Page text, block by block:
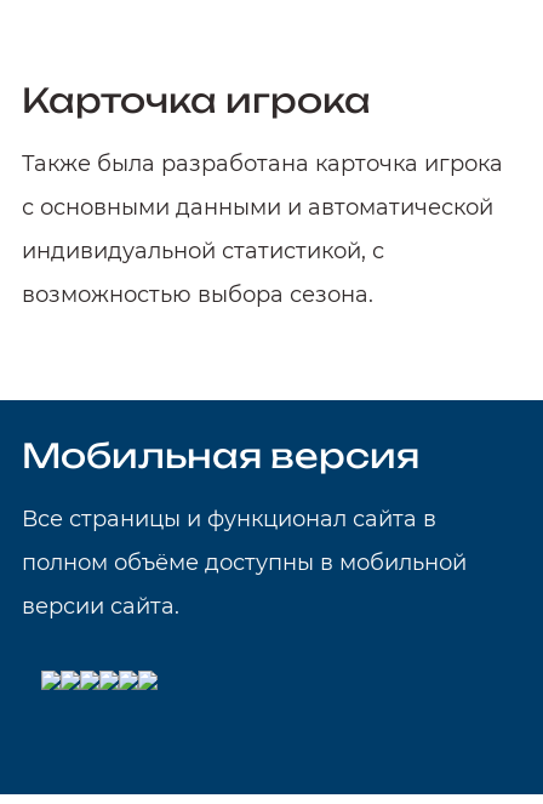
Карточка игрока
Также была разработана карточка игрока
с основными данными и автоматической
индивидуальной статистикой, с
возможностью выбора сезона.
Мобильная версия
Все страницы и функционал сайта в
полном объёме доступны в мобильной
версии сайта.